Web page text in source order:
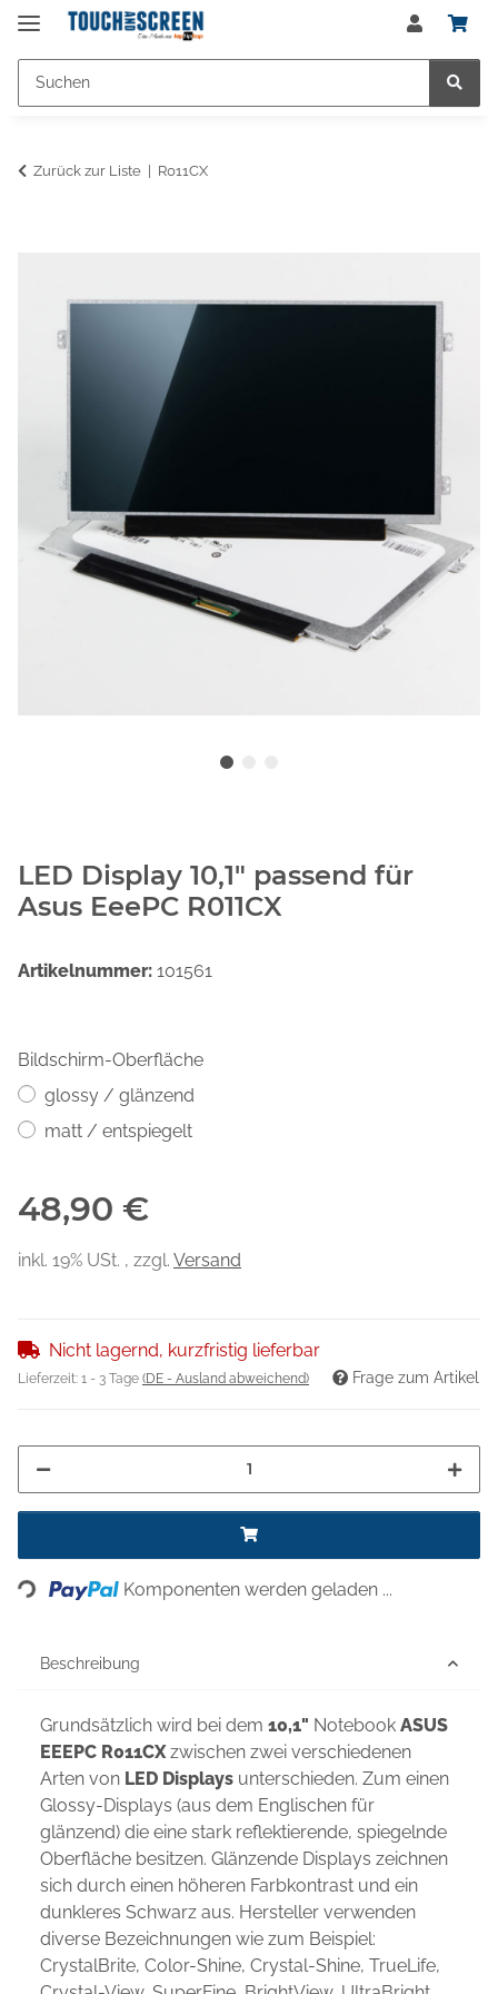
Zurück zur Liste R011CX
LED Display 10,1" passend für
Asus EeePC R011CX
Artikelnummer: 101561
Bildschirm-Oberfläche
glossy / glänzend
matt / entspiegelt
48,90 €
inkl. 19% USt. , zzgl. Versand
Nicht lagernd, kurzfristig lieferbar
Lieferzeit: 1 - 3 Tage (DE - Ausland abweichend) Frage zum Artikel
Loading... Komponenten werden geladen ...
Beschreibung
Grundsätzlich wird bei dem 10,1" Notebook ASUS
EEEPC R011CXzwischen zwei verschiedenen
Arten von LED Displays unterschieden. Zum einen
Glossy-Displays (aus dem Englischen für
glänzend) die eine stark reflektierende, spiegelnde
Oberfläche besitzen. Glänzende Displays zeichnen
sich durch einen höheren Farbkontrast und ein
dunkleres Schwarz aus. Hersteller verwenden
diverse Bezeichnungen wie zum Beispiel:
CrystalBrite, Color-Shine, Crystal-Shine, TrueLife,